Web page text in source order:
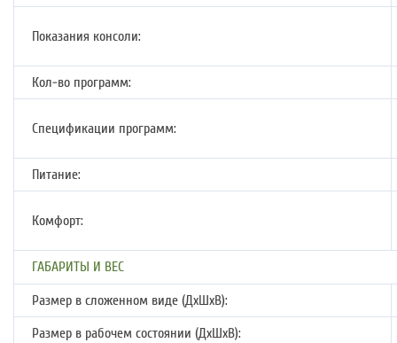
Показания консоли:
Кол-во программ:
Спецификации программ:
Питание:
Комфорт:
ГАБАРИТЫ И ВЕС
Размер в сложенном виде (ДхШхВ):
Размер в рабочем состоянии (ДхШхВ):